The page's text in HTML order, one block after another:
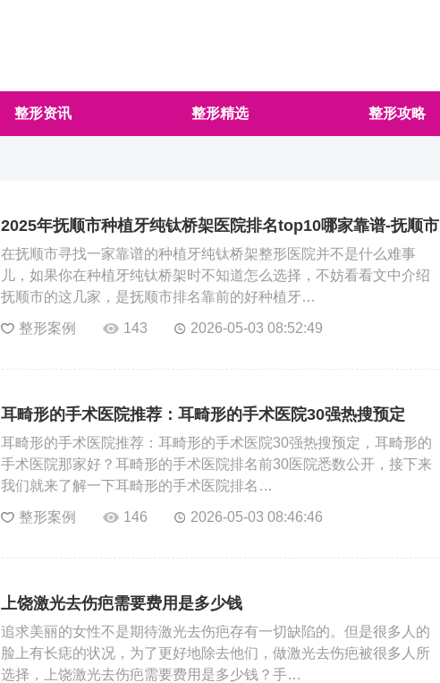
整形资讯 整形精选 整形攻略
2025年抚顺市种植牙纯钛桥架医院排名top10哪家靠谱-抚顺市
种植牙纯钛桥架口腔医院
在抚顺市寻找一家靠谱的种植牙纯钛桥架整形医院并不是什么难事
儿，如果你在种植牙纯钛桥架时不知道怎么选择，不妨看看文中介绍
抚顺市的这几家，是抚顺市排名靠前的好种植牙…
整形案例 143 2026-05-03 08:52:49
耳畸形的手术医院推荐：耳畸形的手术医院30强热搜预定
耳畸形的手术医院推荐：耳畸形的手术医院30强热搜预定，耳畸形的
手术医院那家好？耳畸形的手术医院排名前30医院悉数公开，接下来
我们就来了解一下耳畸形的手术医院排名…
整形案例 146 2026-05-03 08:46:46
上饶激光去伤疤需要费用是多少钱
追求美丽的女性不是期待激光去伤疤存有一切缺陷的。但是很多人的
脸上有长痣的状况，为了更好地除去他们，做激光去伤疤被很多人所
选择，上饶激光去伤疤需要费用是多少钱？手…